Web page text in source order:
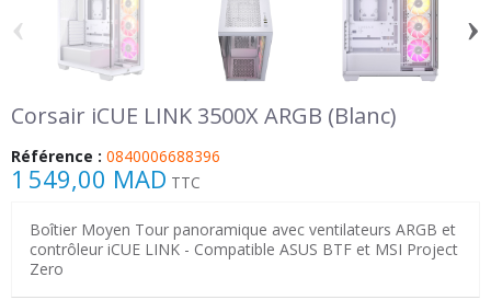
‹ ›
Corsair iCUE LINK 3500X ARGB (Blanc)
Référence : 0840006688396
1 549,00 MAD TTC
Boîtier Moyen Tour panoramique avec ventilateurs ARGB et
contrôleur iCUE LINK - Compatible ASUS BTF et MSI Project
Zero